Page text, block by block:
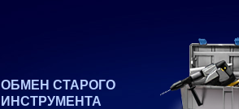
ОБМЕН СТАРОГО
ИНСТРУМЕНТА